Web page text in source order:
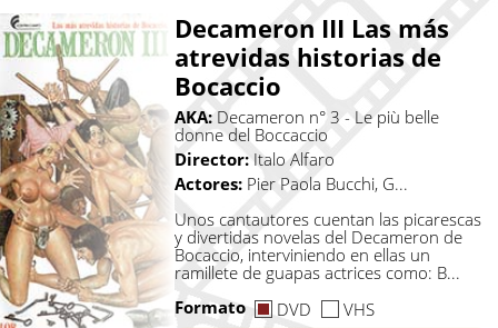
Decameron III Las más
atrevidas historias de
Bocaccio
AKA: Decameron n° 3 - Le più belle
donne del Boccaccio
Director:Italo Alfaro
Actores: Pier Paola Bucchi, G...
Unos cantautores cuentan las picarescas
y divertidas novelas del Decameron de
Bocaccio, interviniendo en ellas un
ramillete de guapas actrices como: B...
Formato
DVD
VHS